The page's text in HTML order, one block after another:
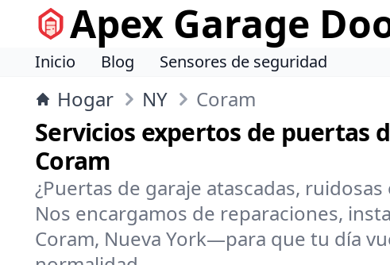
Apex Garage
Inicio Blog Sensores de seguridad
Hogar NY Coram
Servicios expertos de puertas
Coram
¿Puertas de garaje atascadas,
Nos encargamos de reparaciones,
Coram, Nueva York—para que tu día